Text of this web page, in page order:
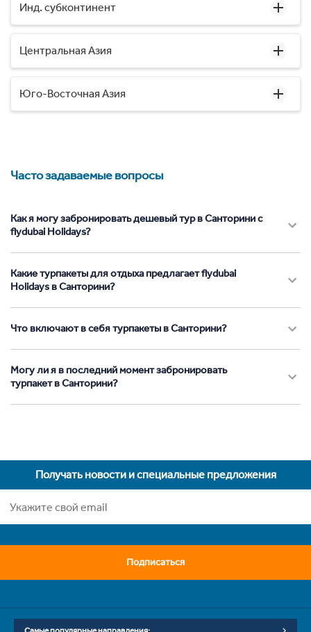
Инд. субконтинент
Центральная Азия
Юго-Восточная Азия
Часто задаваемые вопросы
Как я могу забронировать дешевый тур в Санторини с
flydubai Holidays?
Какие турпакеты для отдыха предлагает flydubai
Holidays в Санторини?
Что включают в себя турпакеты в Санторини?
Могу ли я в последний момент забронировать
турпакет в Санторини?
Получать новости и специальные предложения
Подписаться